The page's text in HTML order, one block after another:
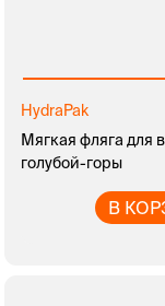
HydraPak
Мягкая фляга для
голубой-горы
В